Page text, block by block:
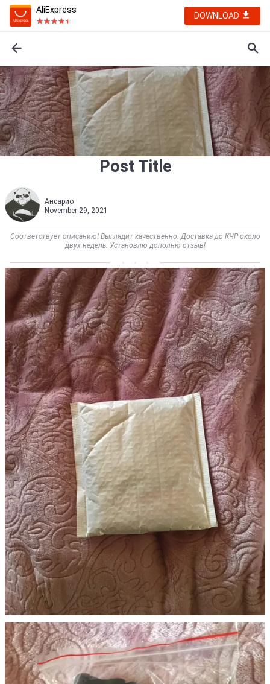
AliExpress
DOWNLOAD
Post Title
Ансарио
November 29, 2021
Соответствует описанию! Выглядит качественно. Доставка до КЧР около
двух недель. Установлю дополню отзыв!